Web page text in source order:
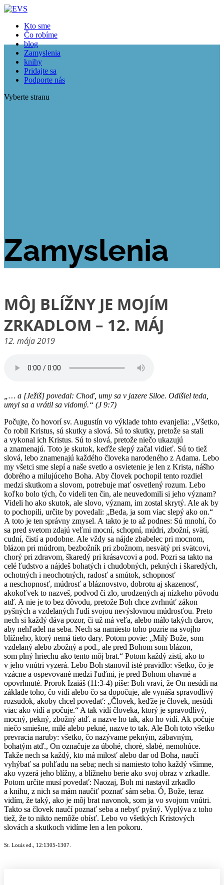
Kto sme
Čo robíme
blog
Zamyslenia
knihy
Pridajte sa
Podporte nás
Vyberte stranu
Zamyslenia
MÔJ BLÍŽNY JE MOJÍM
ZRKADLOM – 12. MÁJ
12. mája 2019
„… a [Ježiš] povedal: Choď, umy sa v jazere Siloe. Odišiel teda,
umyl sa a vrátil sa vidomý.“ (J 9:7)
Počujte, čo hovorí sv. Augustín vo výklade tohto evanjelia: „Všetko,
čo robil Kristus, sú skutky a slová. Sú to skutky, pretože sa stali
a vykonal ich Kristus. Sú to slová, pretože niečo ukazujú
a znamenajú. Toto je skutok, keďže slepý začal vidieť. Sú to tiež
slová, lebo znamenajú každého človeka narodeného z Adama. Lebo
my všetci sme slepí a naše svetlo a osvietenie je len z Krista, nášho
dobrého a milujúceho Boha. Aby človek pochopil tento rozdiel
medzi skutkom a slovom, potrebuje mať osvetlený rozum. Lebo
koľko bolo tých, čo videli ten čin, ale neuvedomili si jeho význam?
Videli ho ako skutok, ale slovo, význam, im zostal skrytý. Ale ak by
to pochopili, určite by povedali: „Beda, ja som viac slepý ako on.“
A toto je ten správny zmysel. A takto je to až podnes: Sú mnohí, čo
sa pred svetom zdajú veľmi mocní, schopní, múdri, zbožní, svätí,
cudní, čistí a podobne. Ale vždy sa nájde zbabelec pri mocnom,
blázon pri múdrom, bezbožník pri zbožnom, nesvätý pri svätcovi,
chorý pri zdravom, škaredý pri krásavcovi a pod. Pozri sa takto na
celé ľudstvo a nájdeš bohatých i chudobných, pekných i škaredých,
ochotných i neochotných, radosť a smútok, schopnosť
a neschopnosť, múdrosť a bláznovstvo, dobrotu aj skazenosť,
akokoľvek to nazveš, podvod či zlo, urodzených aj nízkeho pôvodu
atď. A nie je to bez dôvodu, pretože Boh chce zvrhnúť zákon
pyšných a vzdelaných ľudí svojou nevýslovnou múdrosťou. Preto
nech si každý dáva pozor, či už má veľa, alebo málo takých darov,
aby nehľadel na seba. Nech sa namiesto toho pozrie na svojho
blížneho, ktorý nemá tieto dary. Potom povie: „Milý Bože, som
vzdelaný alebo zbožný a pod., ale pred Bohom som blázon,
som plný hriechu ako tento môj brat.“ Potom každý zistí, ako to
v jeho vnútri vyzerá. Lebo Boh stanovil isté pravidlo: všetko, čo je
vzácne a ospevované medzi ľuďmi, je pred Bohom ohavné a
opovrhnuté. Prorok Izaiáš (11:3-4) píše: Boh vraví, že On nesúdi na
základe toho, čo vidí alebo čo sa dopočuje, ale vynáša spravodlivý
rozsudok, akoby chcel povedať: „Človek, keďže je človek, nesúdi
viac ako vidí a počuje.“ A tak vidí človeka, ktorý je spravodlivý,
mocný, pekný, zbožný atď. a nazve ho tak, ako ho vidí. Ak počuje
niečo smiešne, milé alebo pekné, nazve to tak. Ale Boh toto všetko
prevracia naruby: všetko, čo nazývame pekným, zábavným,
bohatým atď., On označuje za úbohé, choré, slabé, nemohúce.
Takže nech sa každý, kto má milosť alebo dar od Boha, naučí
vyhýbať sa pohľadu na seba; nech si namiesto toho každý všimne,
ako vyzerá jeho blížny, a blížneho berie ako svoj obraz v zrkadle.
Potom určite musí povedať: Naozaj, Boh mi nastavil zrkadlo
a knihu, z nich sa mám naučiť poznať sám seba. Ó, Bože, teraz
vidím, že taký, ako je môj brat navonok, som ja vo svojom vnútri.
Takto sa človek naučí poznať seba a nebyť pyšný. Vyplýva z toho
tiež, že to nikto nemôže obísť. Lebo vo všetkých Kristových
slovách a skutkoch vidíme len a len pokoru.
St. Louis ed., 12:1305-1307.